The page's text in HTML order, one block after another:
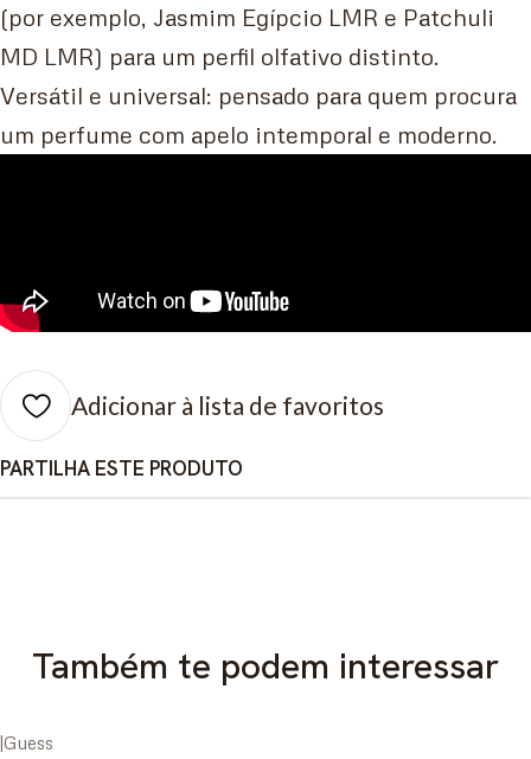
(por exemplo, Jasmim Egípcio LMR e Patchuli
MD LMR) para um perfil olfativo distinto.
Versátil e universal: pensado para quem procura
um perfume com apelo intemporal e moderno.
Adicionar à lista de favoritos
PARTILHA ESTE PRODUTO
Também te podem interessar
|Guess